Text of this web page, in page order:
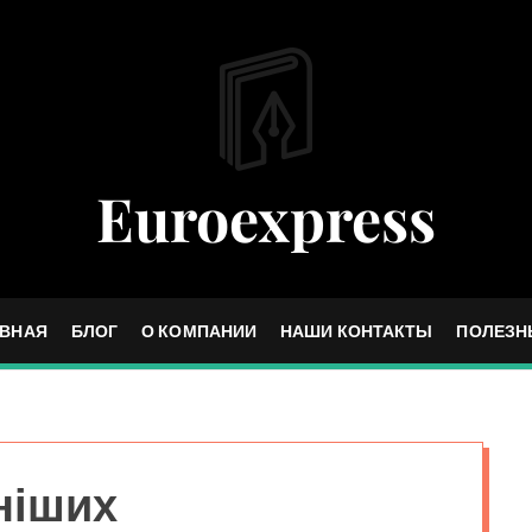
Euroexpress
БЛОГ О КОМПАНИИ НАШИ КОНТАКТЫ